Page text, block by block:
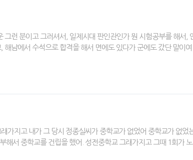
그런 분이고 그러셔서, 일제시대 판인관인가 뭔 시험공부를 해서,
해남에서 수석으로 합격을 해서 면에도 있다가 군에도 갔단 말이
가지고 내가 그 당시 정종실씨가 중학교가 없었어 중학교가 없었
해서 중학교를 건립을 했어. 성전중학교 그래가지고 그때 1회가